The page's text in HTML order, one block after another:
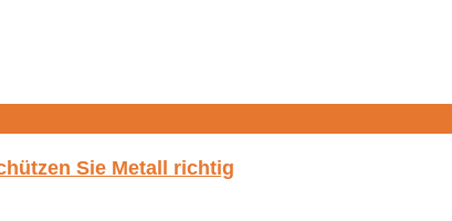
Sie Metall richtig